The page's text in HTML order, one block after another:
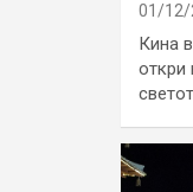
01/12/
Кина
откри